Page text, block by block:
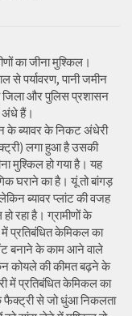
का जीना मुश्किल।
पर्यावरण, पानी जमीन
जिला और पुलिस प्रशासन
अंधे हैं।
के ब्यावर के निकट अंधेरी
लगा हुआ है उसकी
मुश्किल हो गया है। यह
घराने का है। यूं तो बांगड़
ब्यावर प्लांट की वजह
रहा है। ग्रामीणों के
प्रतिबंधित केमिकल का
बनाने के काम आने वाले
कोयले की कीमत बढ़ने के
में प्रतिबंधित केमिकल का
फैक्ट्री से जो धुंआ निकलता